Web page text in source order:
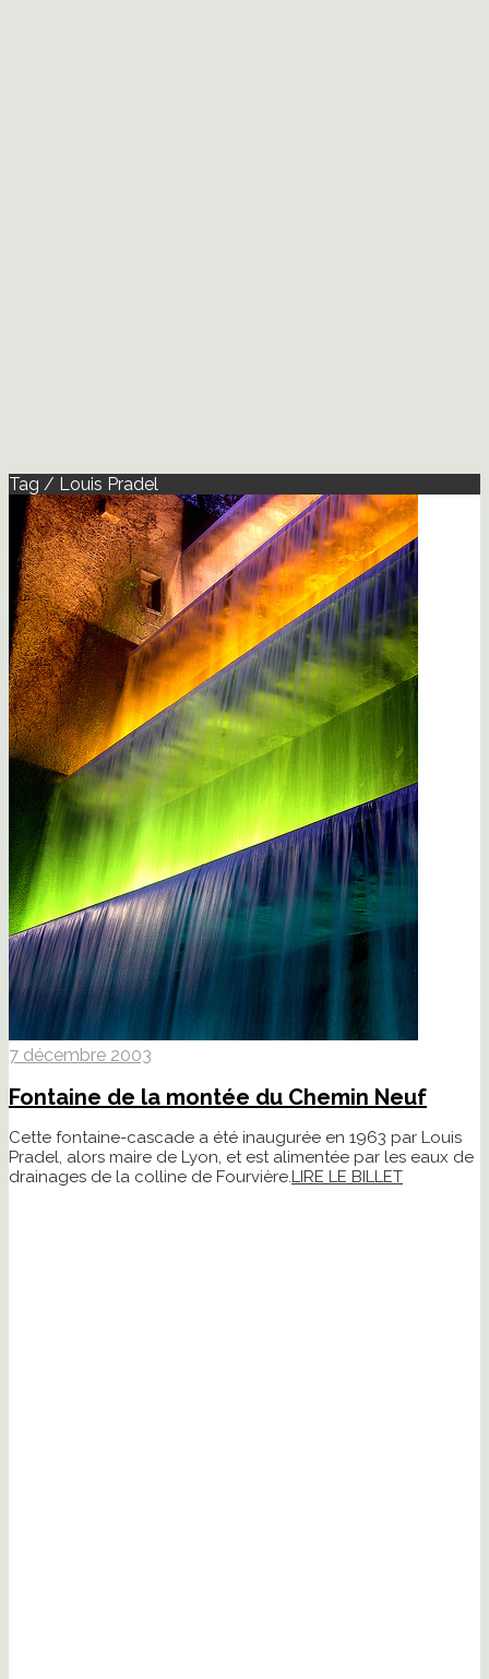
Tag / Louis Pradel
7 décembre 2003
Fontaine de la montée du Chemin Neuf
Cette fontaine-cascade a été inaugurée en 1963 par Louis
Pradel, alors maire de Lyon, et est alimentée par les eaux de
drainages de la colline de Fourvière.LIRE LE BILLET